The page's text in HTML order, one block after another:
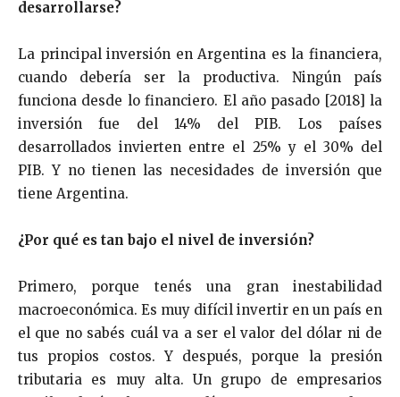
desarrollarse?
La principal inversión en Argentina es la financiera,
cuando debería ser la productiva. Ningún país
funciona desde lo financiero. El año pasado [2018] la
inversión fue del 14% del PIB. Los países
desarrollados invierten entre el 25% y el 30% del
PIB. Y no tienen las necesidades de inversión que
tiene Argentina.
¿Por qué es tan bajo el nivel de inversión?
Primero, porque tenés una gran inestabilidad
macroeconómica. Es muy difícil invertir en un país en
el que no sabés cuál va a ser el valor del dólar ni de
tus propios costos. Y después, porque la presión
tributaria es muy alta. Un grupo de empresarios